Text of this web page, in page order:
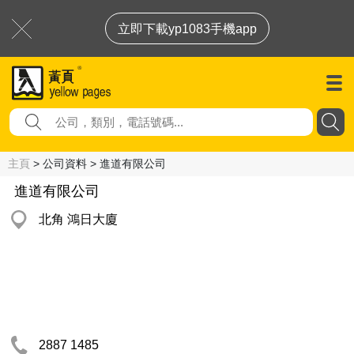
立即下載yp1083手機app
主頁 > 公司資料 > 進道有限公司
進道有限公司
北角 鴻日大廈
2887 1485